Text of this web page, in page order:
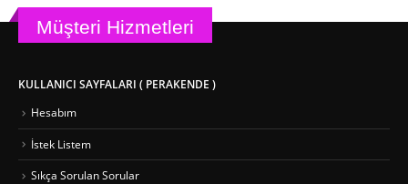
Müşteri Hizmetleri
KULLANICI SAYFALARI ( PERAKENDE )
Hesabım
İstek Listem
Sıkça Sorulan Sorular